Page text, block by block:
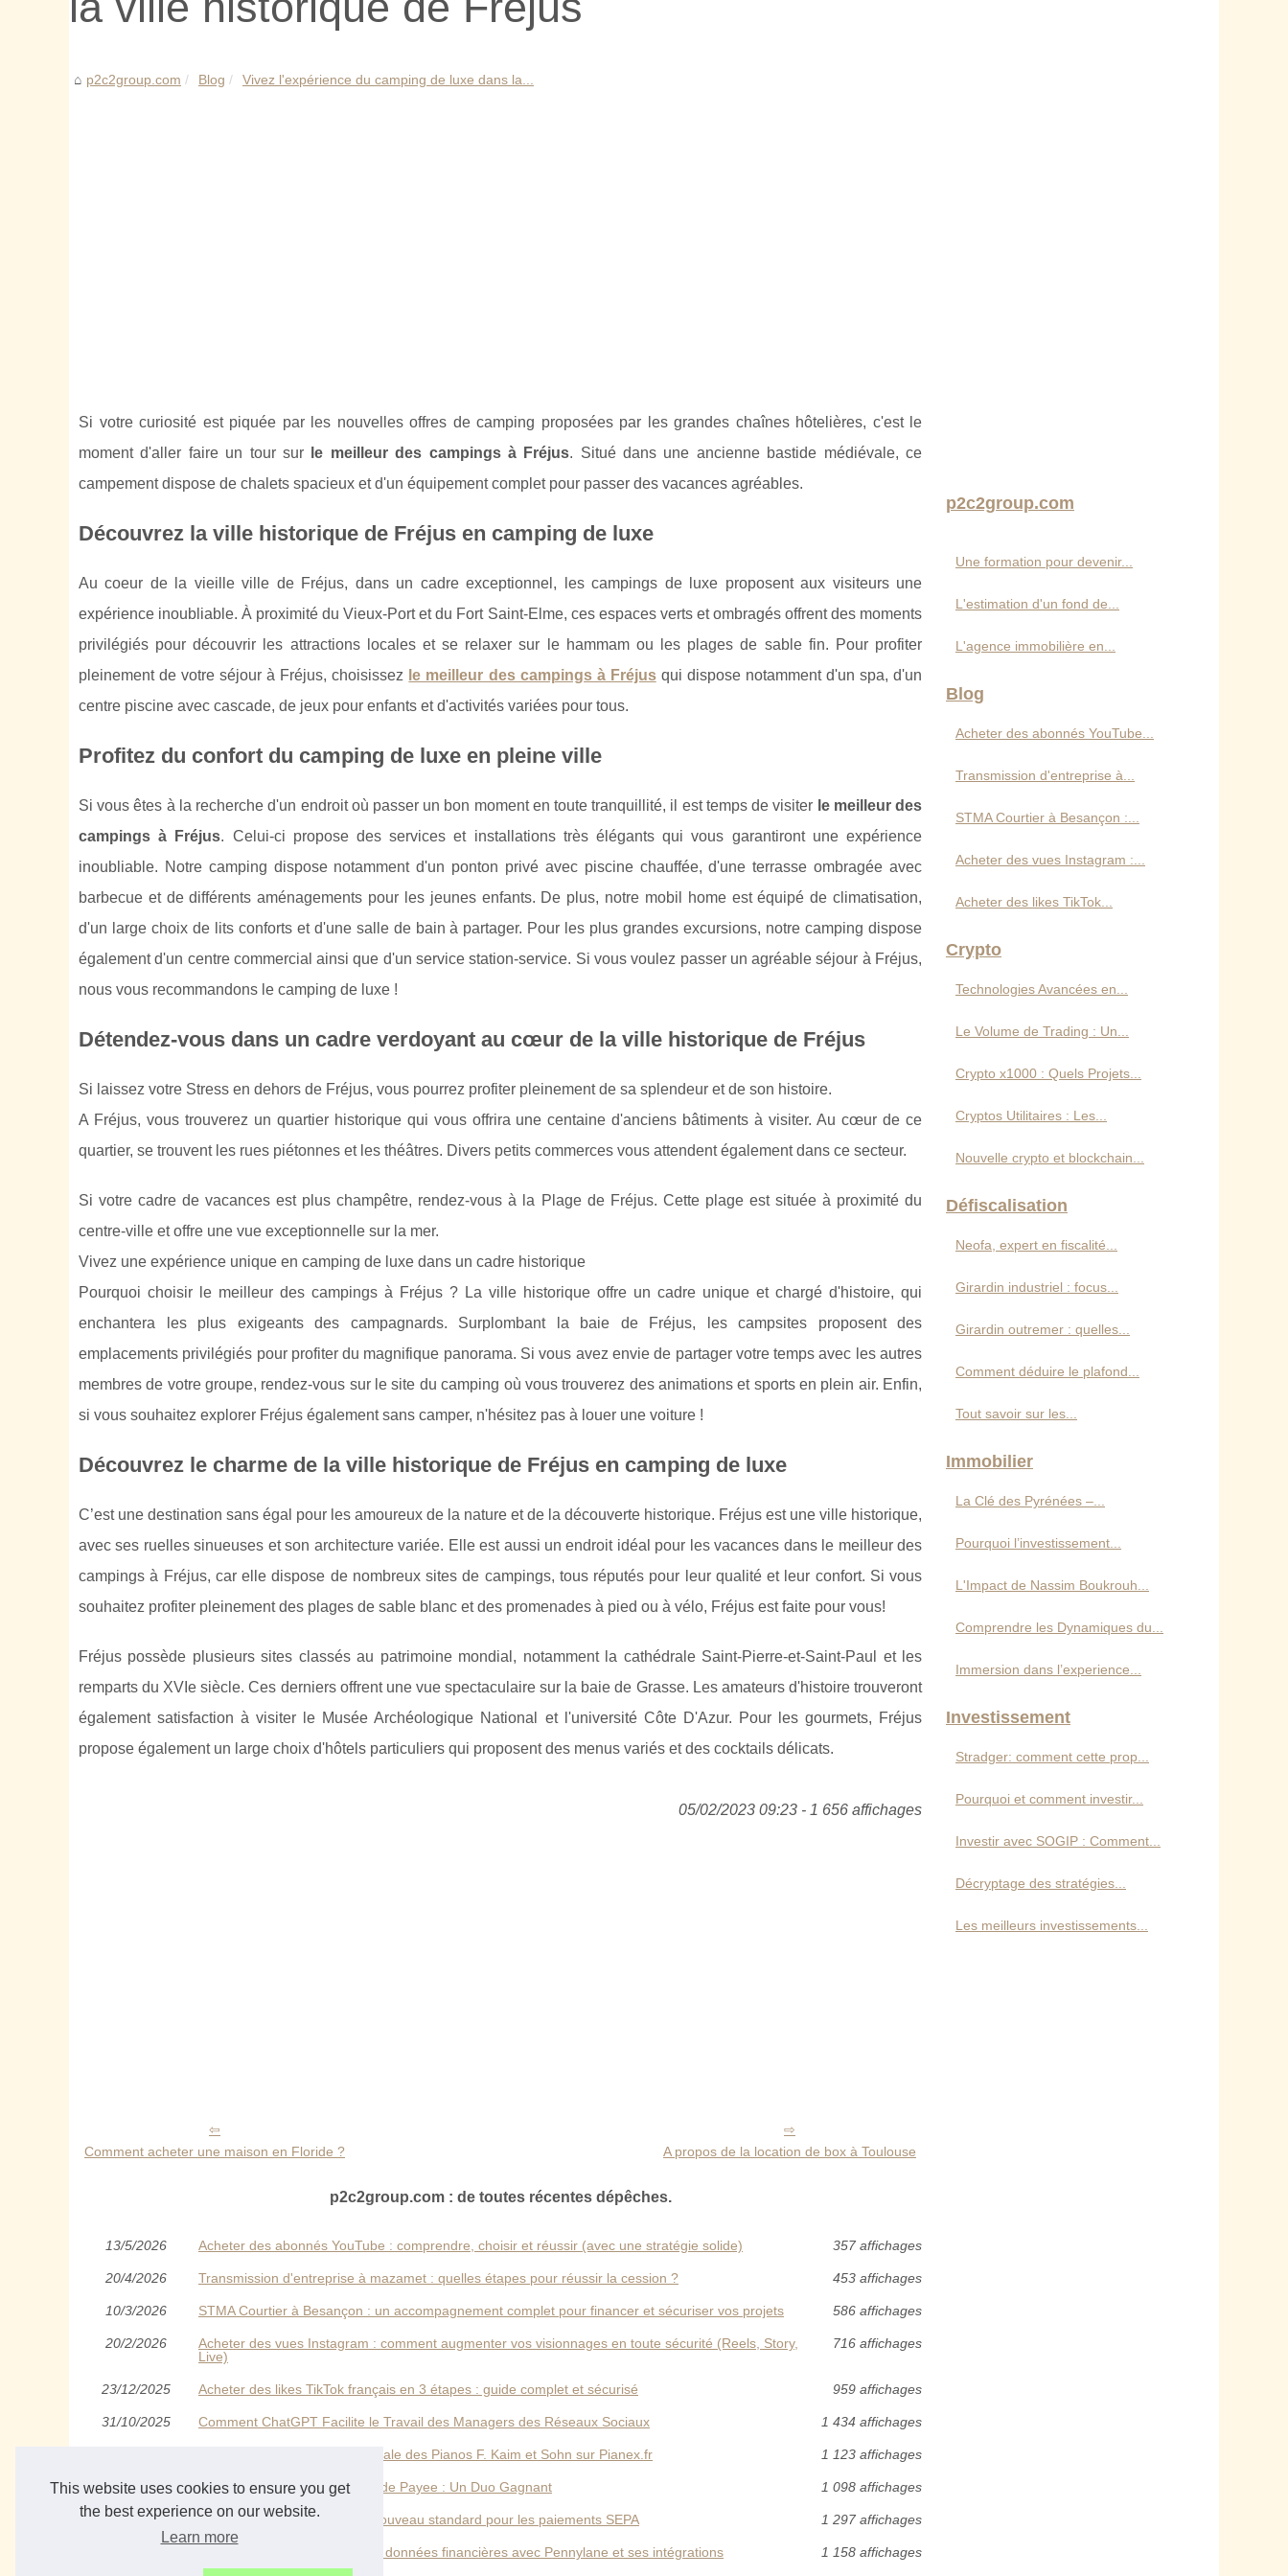
This website uses cookies to ensure you get
the best experience on our website.
Learn more
p2c2group.com Blog Vivez l'expérience du camping de luxe dans la...
Si votre curiosité est piquée par les nouvelles offres de camping proposées par les grandes chaînes hôtelières, c'est le
moment d'aller faire un tour sur
le meilleur des campings à Fréjus. Situé dans une ancienne bastide médiévale, ce
campement dispose de chalets spacieux et d'un équipement complet pour passer des vacances agréables.
Découvrez la ville historique de Fréjus en camping de luxe
Au coeur de la vieille ville de Fréjus, dans un cadre exceptionnel, les campings de luxe proposent aux visiteurs une
expérience inoubliable. À proximité du Vieux-Port et du Fort Saint-Elme, ces espaces verts et ombragés offrent des moments
privilégiés pour découvrir les attractions locales et se relaxer sur le hammam ou les plages de sable fin. Pour profiter
pleinement de votre séjour à Fréjus, choisissez le meilleur des campings à Fréjusqui dispose notamment d'un spa, d'un
centre piscine avec cascade, de jeux pour enfants et d'activités variées pour tous.
Profitez du confort du camping de luxe en pleine ville
Si vous êtes à la recherche d'un endroit où passer un bon moment en toute tranquillité, il est temps de visiter le meilleur des
campings à Fréjus. Celui-ci propose des services et installations très élégants qui vous garantiront une expérience
inoubliable. Notre camping dispose notamment d'un ponton privé avec piscine chauffée, d'une terrasse ombragée avec
barbecue et de différents aménagements pour les jeunes enfants. De plus, notre mobil home est équipé de climatisation,
d'un large choix de lits conforts et d'une salle de bain à partager. Pour les plus grandes excursions, notre camping dispose
également d'un centre commercial ainsi que d'un service station-service. Si vous voulez passer un agréable séjour à Fréjus,
nous vous recommandons le camping de luxe !
Détendez-vous dans un cadre verdoyant au cœur de la ville historique de Fréjus
Si laissez votre Stress en dehors de Fréjus, vous pourrez profiter pleinement de sa splendeur et de son histoire.
A Fréjus, vous trouverez un quartier historique qui vous offrira une centaine d'anciens bâtiments à visiter. Au cœur de ce
quartier, se trouvent les rues piétonnes et les théâtres. Divers petits commerces vous attendent également dans ce secteur.
Si votre cadre de vacances est plus champêtre, rendez-vous à la Plage de Fréjus. Cette plage est située à proximité du
centre-ville et offre une vue exceptionnelle sur la mer.
Vivez une expérience unique en camping de luxe dans un cadre historique
Pourquoi choisir le meilleur des campings à Fréjus ? La ville historique offre un cadre unique et chargé d'histoire, qui
enchantera les plus exigeants des campagnards. Surplombant la baie de Fréjus, les campsites proposent des
emplacements privilégiés pour profiter du magnifique panorama. Si vous avez envie de partager votre temps avec les autres
membres de votre groupe, rendez-vous sur le site du camping où vous trouverez des animations et sports en plein air. Enfin,
si vous souhaitez explorer Fréjus également sans camper, n'hésitez pas à louer une voiture !
Découvrez le charme de la ville historique de Fréjus en camping de luxe
C’est une destination sans égal pour les amoureux de la nature et de la découverte historique. Fréjus est une ville historique,
avec ses ruelles sinueuses et son architecture variée. Elle est aussi un endroit idéal pour les vacances dans le meilleur des
campings à Fréjus, car elle dispose de nombreux sites de campings, tous réputés pour leur qualité et leur confort. Si vous
souhaitez profiter pleinement des plages de sable blanc et des promenades à pied ou à vélo, Fréjus est faite pour vous!
Fréjus possède plusieurs sites classés au patrimoine mondial, notamment la cathédrale Saint-Pierre-et-Saint-Paul et les
remparts du XVIe siècle. Ces derniers offrent une vue spectaculaire sur la baie de Grasse. Les amateurs d'histoire trouveront
également satisfaction à visiter le Musée Archéologique National et l'université Côte D'Azur. Pour les gourmets, Fréjus
propose également un large choix d'hôtels particuliers qui proposent des menus variés et des cocktails délicats.
05/02/2023 09:23 - 1 656 affichages
Comment acheter une maison en Floride ? A propos de la location de box à Toulouse
p2c2group.com : de toutes récentes dépêches.
13/5/2026 Acheter des abonnés YouTube : comprendre, choisir et réussir (avec une stratégie solide) 357 affichages
20/4/2026 Transmission d'entreprise à mazamet : quelles étapes pour réussir la cession ? 453 affichages
10/3/2026 STMA Courtier à Besançon : un accompagnement complet pour financer et sécuriser vos projets 586 affichages
20/2/2026
Acheter des vues Instagram : comment augmenter vos visionnages en toute sécurité (Reels, Story,
Live)
716 affichages
23/12/2025 Acheter des likes TikTok français en 3 étapes : guide complet et sécurisé 959 affichages
31/10/2025 Comment ChatGPT Facilite le Travail des Managers des Réseaux Sociaux 1 434 affichages
Découvrez l'Excellence Artisanale des Pianos F. Kaim et Sohn sur Pianex.fr 1 123 affichages
15/10/2025 SEPA Instant et la Vérification de Payee : Un Duo Gagnant 1 098 affichages
08/10/2025 Vérification du bénéficiaire : Nouveau standard pour les paiements SEPA 1 297 affichages
Accélérez le traitement de vos données financières avec Pennylane et ses intégrations 1 158 affichages
p2c2group.com
Une formation pour devenir...
L'estimation d'un fond de...
L'agence immobilière en...
Blog
Acheter des abonnés YouTube...
Transmission d'entreprise à...
STMA Courtier à Besançon :...
Acheter des vues Instagram :...
Acheter des likes TikTok...
Crypto
Technologies Avancées en...
Le Volume de Trading : Un...
Crypto x1000 : Quels Projets...
Cryptos Utilitaires : Les...
Nouvelle crypto et blockchain...
Défiscalisation
Neofa, expert en fiscalité...
Girardin industriel : focus...
Girardin outremer : quelles...
Comment déduire le plafond...
Tout savoir sur les...
Immobilier
La Clé des Pyrénées –...
Pourquoi l’investissement...
L'Impact de Nassim Boukrouh...
Comprendre les Dynamiques du...
Immersion dans l’experience...
Investissement
Stradger: comment cette prop...
Pourquoi et comment investir...
Investir avec SOGIP : Comment...
Décryptage des stratégies...
Les meilleurs investissements...